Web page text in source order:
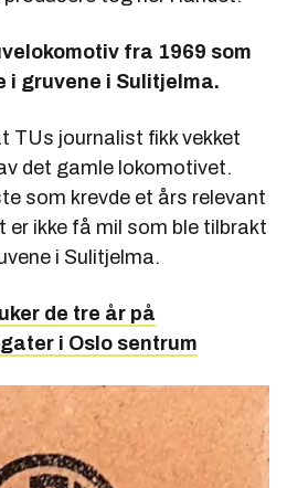
fra 1969 som
i gruvene i Sulitjelma.
TUs journalist fikk vekket
det gamle lokomotivet.
som krevde et års relevant
er ikke få mil som ble tilbrakt
i Sulitjelma.
de tre år på
i Oslo sentrum